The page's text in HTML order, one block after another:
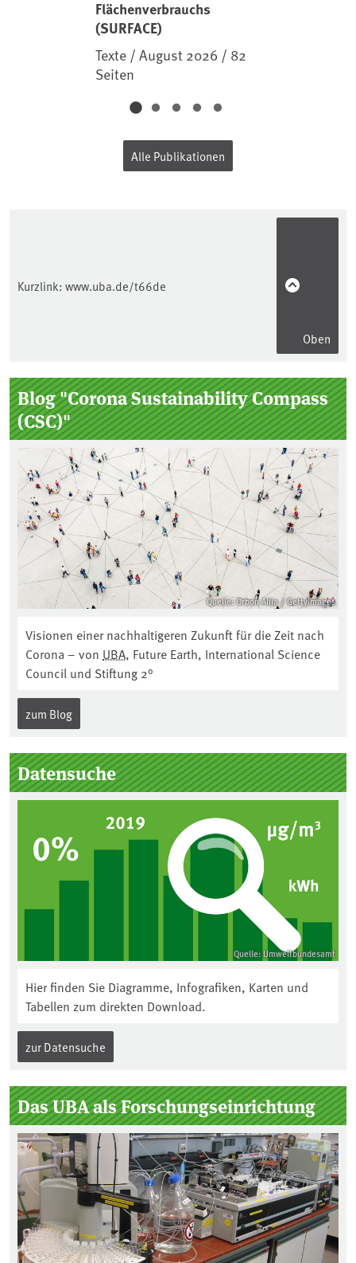
Flächenverbrauchs
(SURFACE)
Texte / August 2026 / 82
Seiten
Alle Publikationen
Kurzlink: www.uba.de/t66de
Oben
Seitenleiste
Blog "Corona Sustainability Compass
(CSC)"
Quelle: Orbon Alija / GettyImages
Visionen einer nachhaltigeren Zukunft für die Zeit nach
Corona – von UBA, Future Earth, International Science
Council und Stiftung 2°
zum Blog
Datensuche
Quelle: Umweltbundesamt
Hier finden Sie Diagramme, Infografiken, Karten und
Tabellen zum direkten Download.
zur Datensuche
Das UBA als Forschungseinrichtung